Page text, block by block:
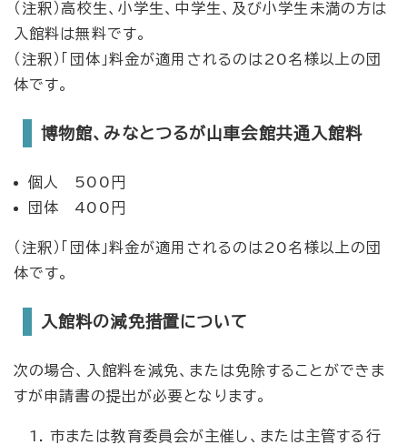
（注釈）高校生、小学生、中学生、及び小学生未満の方は
入館料は無料です。
​（注釈）「団体」料金が適用されるのは20名様以上の団
体です。
博物館、みなとつるが山車会館共通入館料
個人 500円
団体 400円
（注釈）「団体」料金が適用されるのは20名様以上の団
体です。
入館料の減免措置について
次の場合、入館料を減免、または免除することができま
すが申請書の提出が必要となります。
市または教育委員会が主催し、または主管する行